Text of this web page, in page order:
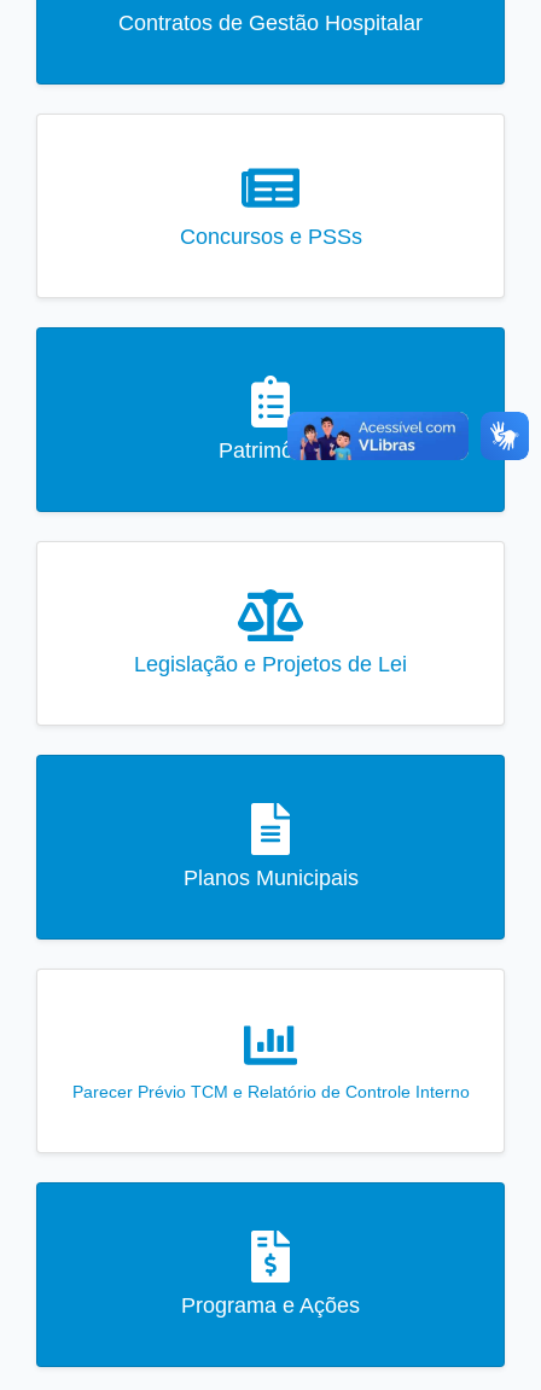
Contratos de Gestão Hospitalar
Concursos e PSSs
Patrimônio
Legislação e Projetos de Lei
Planos Municipais
Parecer Prévio TCM e Relatório de Controle Interno
Programa e Ações